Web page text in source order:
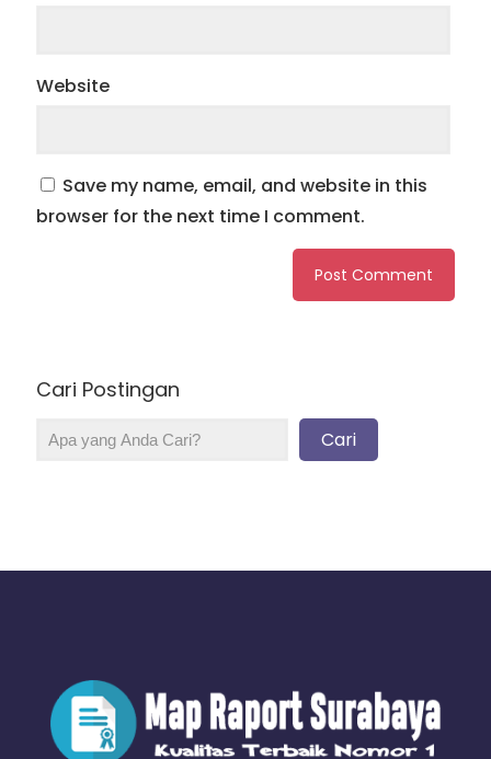
Website
Save my name, email, and website in this
browser for the next time I comment.
Cari Postingan
Cari